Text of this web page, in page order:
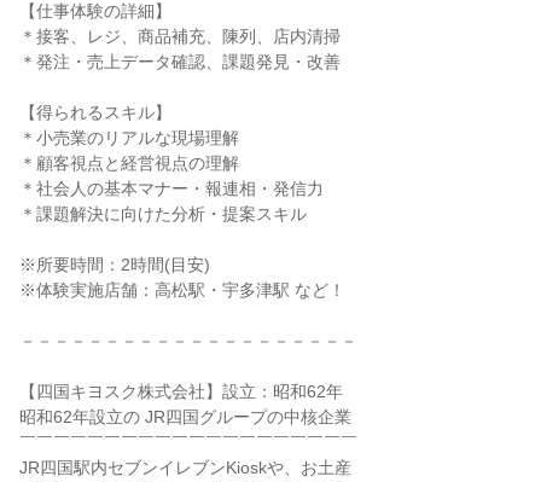
【仕事体験の詳細】
＊接客、レジ、商品補充、陳列、店内清掃
＊発注・売上データ確認、課題発見・改善
【得られるスキル】
＊小売業のリアルな現場理解
＊顧客視点と経営視点の理解
＊社会人の基本マナー・報連相・発信力
＊課題解決に向けた分析・提案スキル
※所要時間：2時間(目安)
※体験実施店舗：高松駅・宇多津駅 など！
－－－－－－－－－－－－－－－－－－－－
【四国キヨスク株式会社】設立：昭和62年
昭和62年設立の JR四国グループの中核企業
￣￣￣￣￣￣￣￣￣￣￣￣￣￣￣￣￣￣￣￣
JR四国駅内セブンイレブンKioskや、お土産